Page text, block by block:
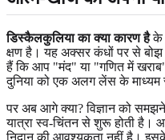
डिस्कैलकुलिया का क्या कारण हैके
क्षण है। यह अक्सर कंधों पर से
हैं कि आप "मंद" या "गणित में
दुनिया को एक अलग लेंस के माध्यम
पर अब आगे क्या? विज्ञान को
यात्रा स्व-चिंतन से शुरू होती
निदान की आवश्यकता नहीं है।